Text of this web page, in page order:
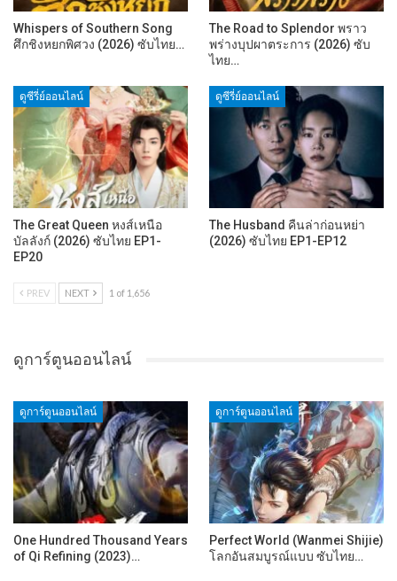
Whispers of Southern Song
ศึกชิงหยกพิศวง (2026) ซับไทย…
The Road to Splendor พราว
พร่างบุปผาตระการ (2026) ซับ
ไทย…
ดูซีรี่ย์ออนไลน์
The Great Queen หงส์เหนือ
บัลลังก์ (2026) ซับไทย EP1-
EP20
ดูซีรี่ย์ออนไลน์
The Husband คืนล่าก่อนหย่า
(2026) ซับไทย EP1-EP12
PREV NEXT 1 of 1,656
ดูการ์ตูนออนไลน์
ดูการ์ตูนออนไลน์
One Hundred Thousand Years
of Qi Refining (2023)…
ดูการ์ตูนออนไลน์
Perfect World (Wanmei Shijie)
โลกอันสมบูรณ์แบบ ซับไทย…